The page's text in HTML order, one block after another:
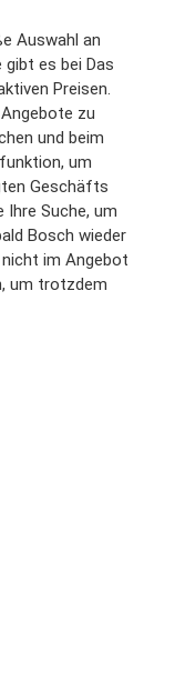
Auswahl an
gibt es bei Das
Preisen.
zu
und beim
um
Geschäfts
Ihre Suche, um
Bosch wieder
im Angebot
um trotzdem